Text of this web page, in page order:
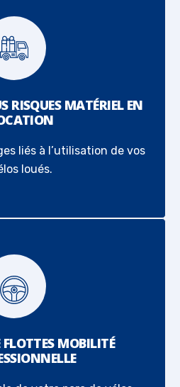
RISQUES MATÉRIEL EN
liés à l’utilisation de vos
loués.
MOBILITÉ